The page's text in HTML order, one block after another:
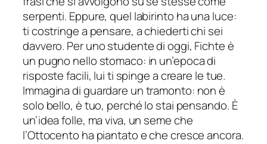
serpenti. Eppure, quel labirinto ha una luce:
ti costringe a pensare, a chiederti chi sei
davvero. Per uno studente di oggi, Fichte è
un pugno nello stomaco: in un’epoca di
risposte facili, lui ti spinge a creare le tue.
Immagina di guardare un tramonto: non è
solo bello, è tuo, perché lo stai pensando. È
un’idea folle, ma viva, un seme che
l’Ottocento ha piantato e che cresce ancora.